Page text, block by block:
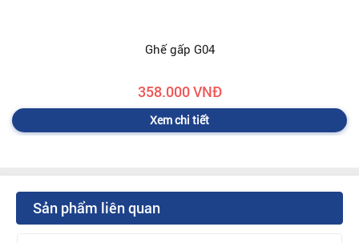
Ghế gấp G04
358.000 VNĐ
Xem chi tiết
Sản phẩm liên quan